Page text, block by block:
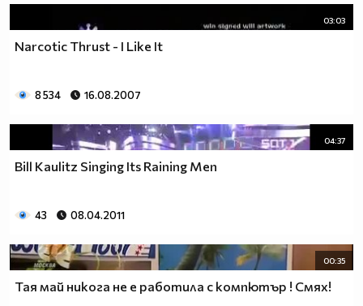
03:03
Narcotic Thrust - I Like It
8 534 16.08.2007
04:37
Bill Kaulitz Singing Its Raining Men
43 08.04.2011
00:35
Тая май никога не е работила с компютър ! Смях!